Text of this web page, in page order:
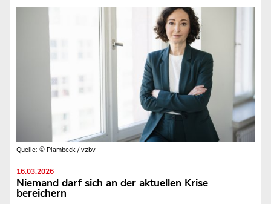
Quelle: © Plambeck / vzbv
16.03.2026
Niemand darf sich an der aktuellen Krise
bereichern